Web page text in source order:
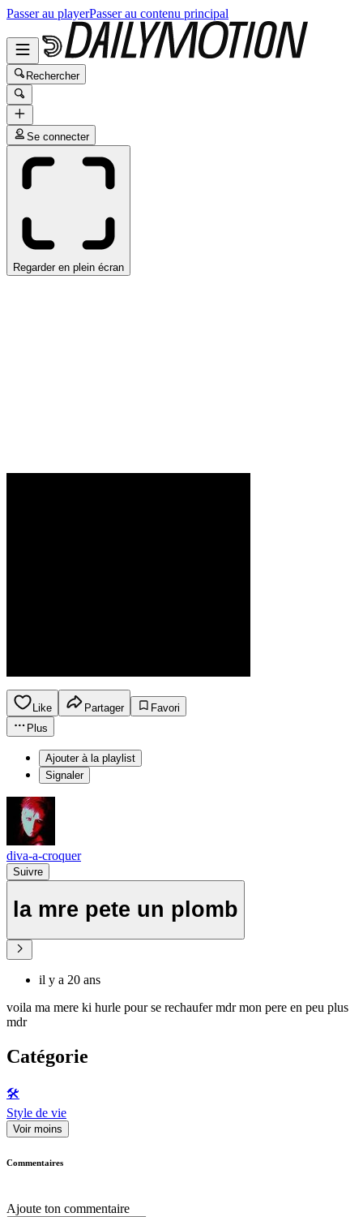
Passer au playerPasser au contenu principal
Rechercher
Se connecter
Regarder en plein écran
Like Partager
Favori
Plus
Ajouter à la playlist
Signaler
diva-a-croquer
Suivre
la mre pete un plomb
il y a 20 ans
voila ma mere ki hurle pour se rechaufer mdr mon pere en peu plus
mdr
Catégorie
🛠️
Style de vie
Voir moins
Commentaires
Ajoute ton commentaire